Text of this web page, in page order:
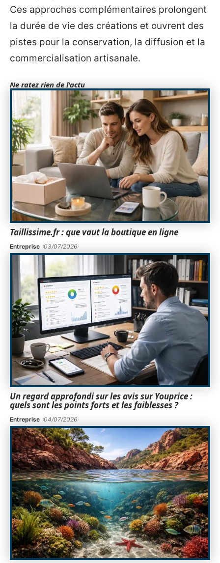
Ces approches complémentaires prolongent
la durée de vie des créations et ouvrent des
pistes pour la conservation, la diffusion et la
commercialisation artisanale.
Ne ratez rien de l'actu
Taillissime.fr : que vaut la boutique en ligne
Entreprise 03/07/2026
Un regard approfondi sur les avis sur Youprice :
quels sont les points forts et les faiblesses ?
Entreprise 04/07/2026